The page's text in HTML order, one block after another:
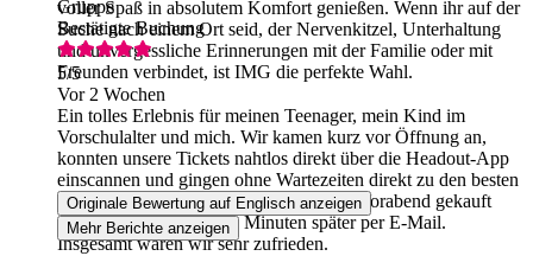
voller Spaß in absolutem Komfort genießen. Wenn ihr auf der
Suche nach einem Ort seid, der Nervenkitzel, Unterhaltung
und unvergessliche Erinnerungen mit der Familie oder mit
Freunden verbindet, ist IMG die perfekte Wahl.
Gruppe
Bestätigte Buchung
5/5
Vor 2 Wochen
Ein tolles Erlebnis für meinen Teenager, mein Kind im
Vorschulalter und mich. Wir kamen kurz vor Öffnung an,
konnten unsere Tickets nahtlos direkt über die Headout-App
einscannen und gingen ohne Wartezeiten direkt zu den besten
Attraktionen. Die Tickets hatten wir am Vorabend gekauft
und erhielten sie wenige Minuten später per E-Mail.
Insgesamt waren wir sehr zufrieden.
Originale Bewertung auf Englisch anzeigen
Mehr Berichte anzeigen